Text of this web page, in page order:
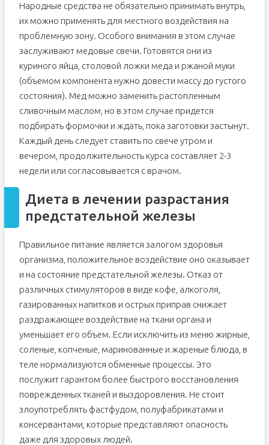
Народные средства не обязательно принимать внутрь,
их можно применять для местного воздействия на
проблемную зону. Особого внимания в этом случае
заслуживают медовые свечи. Готовятся они из
куриного яйца, столовой ложки меда и ржаной муки
(объемом компонента нужно довести массу до густого
состояния). Мед можно заменить растопленным
сливочным маслом, но в этом случае придется
подбирать формочки и ждать, пока заготовки застынут.
Каждый день следует ставить по свече утром и
вечером, продолжительность курса составляет 2-3
недели или согласовывается с врачом.
Диета в лечении разрастания
предстательной железы
Правильное питание является залогом здоровья
организма, положительное воздействие оно оказывает
и на состояние предстательной железы. Отказ от
различных стимуляторов в виде кофе, алкоголя,
газированных напитков и острых приправ снижает
раздражающее воздействие на ткани органа и
уменьшает его объем. Если исключить из меню жирные,
соленые, копченые, маринованные и жареные блюда, в
теле нормализуются обменные процессы. Это
послужит гарантом более быстрого восстановления
поврежденных тканей и выздоровления. Не стоит
злоупотреблять фастфудом, полуфабрикатами и
консервантами, которые представляют опасность
даже для здоровых людей.